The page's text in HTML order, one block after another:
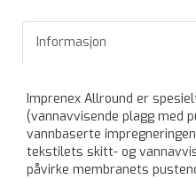
Informasjon
Imprenex Allround er
(vannavvisende plagg med
vannbaserte
tekstilets skitt- og
påvirke membranets